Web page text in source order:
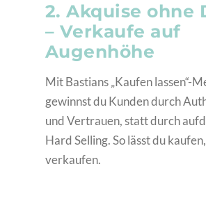
2. Akquise ohne
– Verkaufe auf
Augenhöhe
Mit Bastians „Kaufen lassen“-
gewinnst du Kunden durch
und Vertrauen, statt durch
Hard Selling. So lässt du
verkaufen.